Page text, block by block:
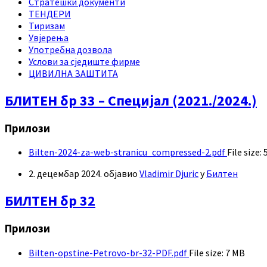
ТЕНДЕРИ
Тиризам
Увјерења
Употребна дозвола
Услови за сједиште фирме
ЦИВИЛНА ЗАШТИТА
БЛИТЕН бр 33 – Специјал (2021./2024.)
Прилози
Bilten-2024-za-web-stranicu_compressed-2.pdf File size:
2. децембар 2024. објавио Vladimir DjuricуБилтен
БИЛТЕН бр 32
Прилози
Bilten-opstine-Petrovo-br-32-PDF.pdf File size: 7 MB